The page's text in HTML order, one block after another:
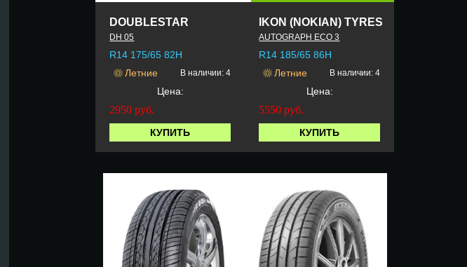
DOUBLESTAR
DH 05
R14 175/65 82H
Летние
В наличии: 4
Цена:
2950руб.
КУПИТЬ
IKON (NOKIAN) TYRES
AUTOGRAPH ECO 3
R14 185/65 86H
Летние
В наличии: 4
Цена:
5550руб.
КУПИТЬ